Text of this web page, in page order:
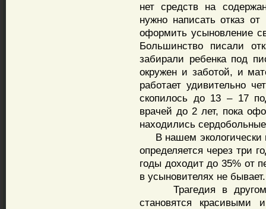
нет средств на
нужно написать отказ
оформить усыновление
Большинство писали
забирали ребенка под
окружен и заботой, и
работает удивительно
скопилось до 13 – 17
врачей до 2 лет, пока
находились
В нашем экологически
определяется через три
годы доходит до 35% от
в усыновителях не бывает.
Трагедия в другом,
становятся